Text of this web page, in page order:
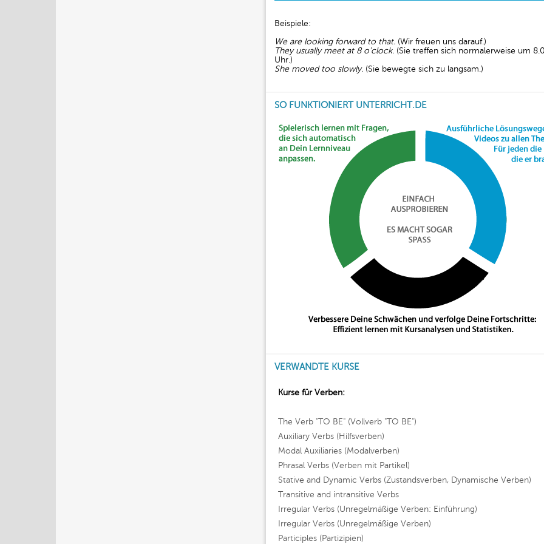
Beispiele:
We are looking forward to that. (Wir freuen uns darauf.)
They usually meet at 8 o’clock. (Sie treffen sich normalerweise um
Uhr.)
She moved too slowly. (Sie bewegte sich zu langsam.)
SO FUNKTIONIERT UNTERRICHT.DE
VERWANDTE KURSE
Kurse für Verben:
The Verb "TO BE" (Vollverb "TO BE")
Auxiliary Verbs (Hilfsverben)
Modal Auxiliaries (Modalverben)
Phrasal Verbs (Verben mit Partikel)
Stative and Dynamic Verbs (Zustandsverben, Dynamische Verben)
Transitive and intransitive Verbs
Irregular Verbs (Unregelmäßige Verben: Einführung)
Irregular Verbs (Unregelmäßige Verben)
Participles (Partizipien)